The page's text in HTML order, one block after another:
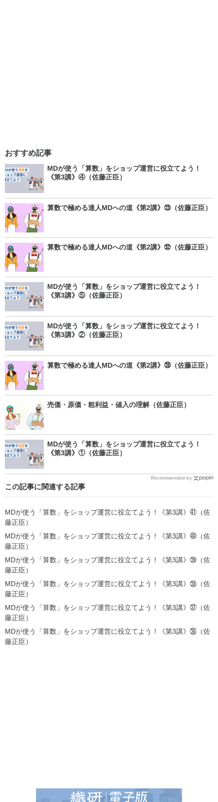
おすすめ記事
MDが使う「算数」をショップ運営に役立てよう！
《第3講》④（佐藤正臣）
算数で極める達人MDへの道《第2講》㉓（佐藤正臣）
算数で極める達人MDへの道《第2講》㉜（佐藤正臣）
MDが使う「算数」をショップ運営に役立てよう！
《第3講》⑤（佐藤正臣）
MDが使う「算数」をショップ運営に役立てよう！
《第3講》②（佐藤正臣）
算数で極める達人MDへの道《第2講》㉘（佐藤正臣）
売価・原価・粗利益・値入の理解（佐藤正臣）
MDが使う「算数」をショップ運営に役立てよう！
《第3講》①（佐藤正臣）
Recommended by
この記事に関連する記事
MDが使う「算数」をショップ運営に役立てよう！《第3講》㊶（佐
藤正臣）
MDが使う「算数」をショップ運営に役立てよう！《第3講》㊵（佐
藤正臣）
MDが使う「算数」をショップ運営に役立てよう！《第3講》㊴（佐
藤正臣）
MDが使う「算数」をショップ運営に役立てよう！《第3講》㊳（佐
藤正臣）
MDが使う「算数」をショップ運営に役立てよう！《第3講》㊲（佐
藤正臣）
MDが使う「算数」をショップ運営に役立てよう！《第3講》㊱（佐
藤正臣）